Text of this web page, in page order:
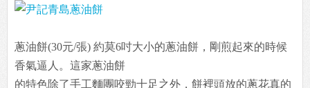
蔥油餅(30元/張) 約莫6吋大小的蔥油餅，剛煎起來的時候
香氣逼人。這家蔥油餅
的特色除了手工麵團咬勁十足之外，餅裡頭放的蔥花真的